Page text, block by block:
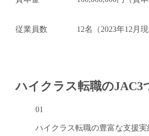
従業員数 12名（2023年12月現
ハイクラス転職のJAC3
01
ハイクラス転職の豊富な支援実